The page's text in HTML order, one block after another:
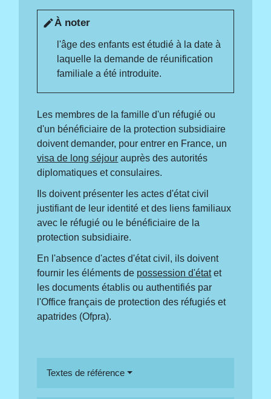
editÀ noter
l'âge des enfants est étudié à la date à
laquelle la demande de réunification
familiale a été introduite.
Les membres de la famille d'un réfugié ou
d'un bénéficiaire de la protection subsidiaire
doivent demander, pour entrer en France, un
visa de long séjour auprès des autorités
diplomatiques et consulaires.
Ils doivent présenter les actes d'état civil
justifiant de leur identité et des liens familiaux
avec le réfugié ou le bénéficiaire de la
protection subsidiaire.
En l'absence d'actes d'état civil, ils doivent
fournir les éléments de possession d'étatet
les documents établis ou authentifiés par
l'Office français de protection des réfugiés et
apatrides (Ofpra).
Textes de référence